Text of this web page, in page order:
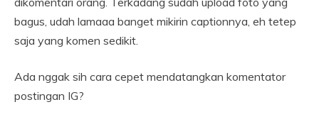
bagus, udah lamaaa banget mikirin captionnya, eh tetep
saja yang komen sedikit.
Ada nggak sih cara cepet mendatangkan komentator
postingan IG?